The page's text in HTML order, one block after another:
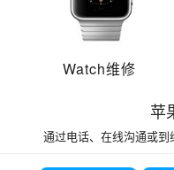
Watch维修
苹
通过电话、在线沟通或到